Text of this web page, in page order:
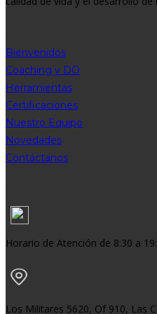
Bienvenidos
Coaching y DO
Herramientas
Certificaciones
Nuestro Equipo
Novedades
Contáctanos
Horario de Atención de 8:30 a
Los Militares 5620, Of 910, Las